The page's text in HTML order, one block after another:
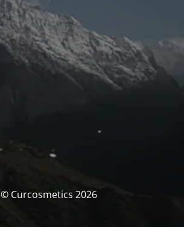
© Curcosmetics 2026